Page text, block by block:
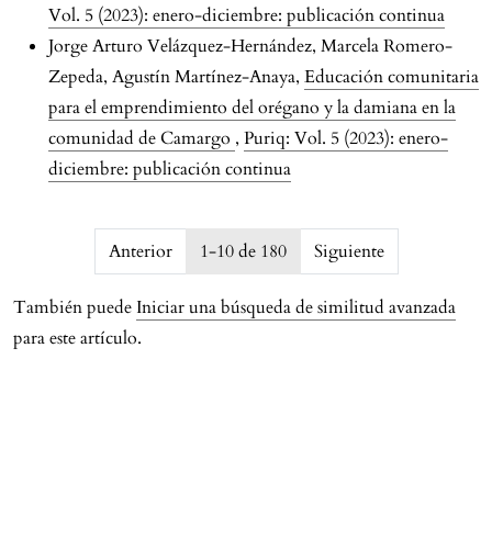
Vol. 5 (2023): enero-diciembre: publicación continua
Jorge Arturo Velázquez-Hernández, Marcela Romero-
Zepeda, Agustín Martínez-Anaya, Educación comunitaria
para el emprendimiento del orégano y la damiana en la
comunidad de Camargo , Puriq: Vol. 5 (2023): enero-
diciembre: publicación continua
issue.pagination6a77f1adc4afd
Anterior 1-10 de 180 Siguiente
También puede Iniciar una búsqueda de similitud avanzada
para este artículo.